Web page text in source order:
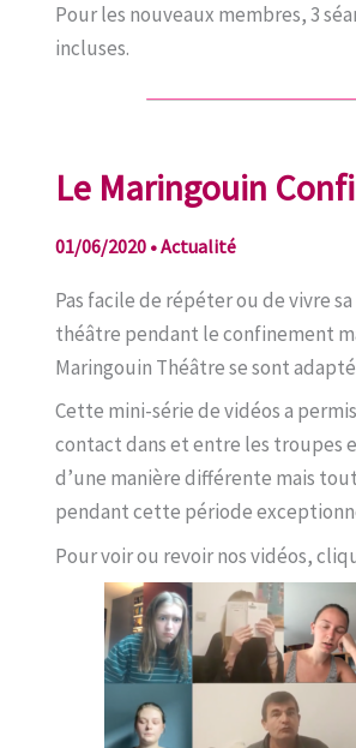
Pour les nouveaux membres, 3
incluses.
Le Maringouin
01/06/2020 •Actualité
Pas facile de répéter ou de vivre
théâtre pendant le confinement
Maringouin Théâtre se sont
Cette mini-série de vidéos a
contact dans et entre les troupes
d’une manière différente mais
pendant cette période
Pour voir ou revoir nos vidéos,